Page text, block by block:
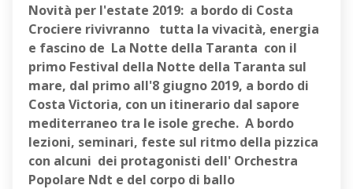
Novità per l'estate 2019: a bordo di Costa
Crociere rivivranno tutta la vivacità, energia
e fascino de La Notte della Taranta con il
primo Festival della Notte della Taranta sul
mare, dal primo all'8 giugno 2019, a bordo di
Costa Victoria, con un itinerario dal sapore
mediterraneo tra le isole greche. A bordo
lezioni, seminari, feste sul ritmo della pizzica
con alcuni dei protagonisti dell' Orchestra
Popolare Ndt e del corpo di ballo